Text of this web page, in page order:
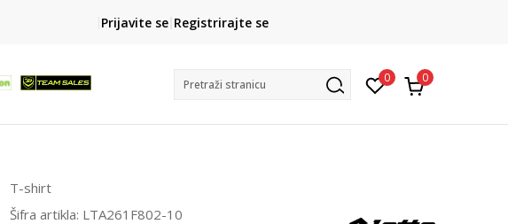
CLICK& COLLECT
besplatno preuzimanje u trgovini
Prijavite se Registrirajte se
Pretraži stranicu 0 0
T-shirt
Šifra artikla: LTA261F802-10